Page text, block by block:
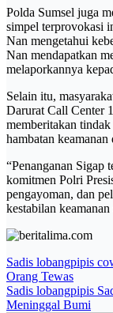
Polda Sumsel juga
simpel terprovokasi
Nan mengetahui
Nan mendapatkan
melaporkannya
Selain itu,
Darurat Call Center
memberitakan
hambatan
“Penanganan Sigap
komitmen Polri
pengayoman, dan
kestabilan
Post
navigation
Sadis lobangpipis
Orang Tewas
Sadis lobangpipis
Meninggal Bumi